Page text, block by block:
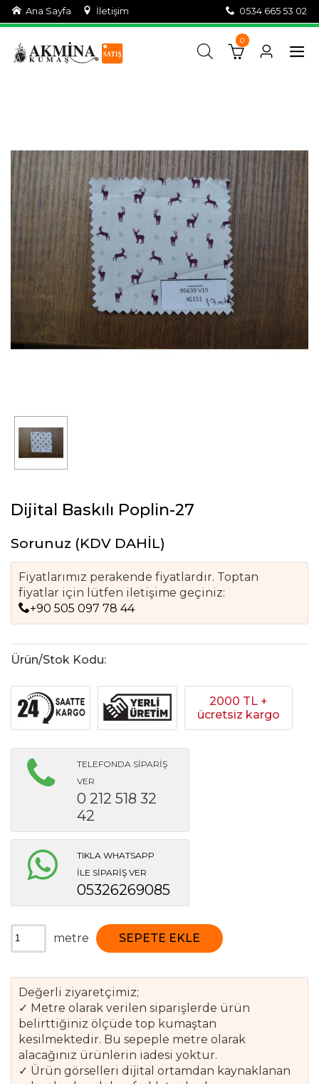
Ana Sayfa İletişim 0534 665 53 02
0
Dijital Baskılı Poplin-27
Sorunuz (KDV DAHİL)
Fiyatlarımız perakende fiyatlardır. Toptan
fiyatlar için lütfen iletişime geçiniz:
+90 505 097 78 44
Ürün/Stok Kodu:
2000 TL +
ücretsiz kargo
TELEFONDA SİPARİŞ
VER
0 212 518 32
42
TIKLA WHATSAPP
İLE SİPARİŞ VER
05326269085
metre SEPETE EKLE
Değerli ziyaretçimiz;
✓ Metre olarak verilen siparişlerde ürün
belirttiğiniz ölçüde top kumaştan
kesilmektedir. Bu sepeple metre olarak
alacağınız ürünlerin iadesi yoktur.
✓ Ürün görselleri dijital ortamdan kaynaklanan